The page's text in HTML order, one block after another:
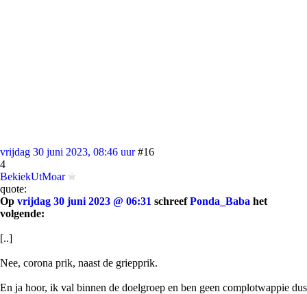
vrijdag 30 juni 2023, 08:46 uur #16
4
BekiekUtMoar
quote:
Op vrijdag 30 juni 2023 @ 06:31 schreefPonda_Baba het
volgende:
[..]
Nee, corona prik, naast de griepprik.
En ja hoor, ik val binnen de doelgroep en ben geen complotwappie dus